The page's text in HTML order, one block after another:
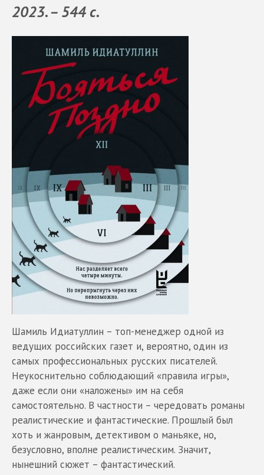
2023. – 544 с.
Шамиль Идиатуллин – топ-менеджер одной из
ведущих российских газет и, вероятно, один из
самых профессиональных русских писателей.
Неукоснительно соблюдающий «правила игры»,
даже если они «наложены» им на себя
самостоятельно. В частности – чередовать романы
реалистические и фантастические. Прошлый был
хоть и жанровым, детективом о маньяке, но,
безусловно, вполне реалистическим. Значит,
нынешний сюжет – фантастический.